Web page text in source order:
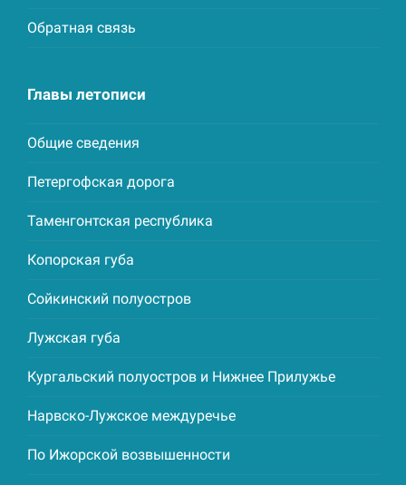
Обратная связь
Главы летописи
Общие сведения
Петергофская дорога
Таменгонтская республика
Копорская губа
Сойкинский полуостров
Лужская губа
Кургальский полуостров и Нижнее Прилужье
Нарвско-Лужское междуречье
По Ижорской возвышенности